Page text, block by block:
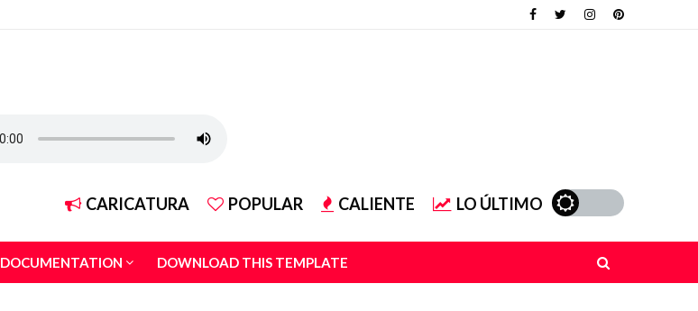
CARICATURA POPULAR CALIENTE LO ÚLTIMO
DOCUMENTATION DOWNLOAD THIS TEMPLATE